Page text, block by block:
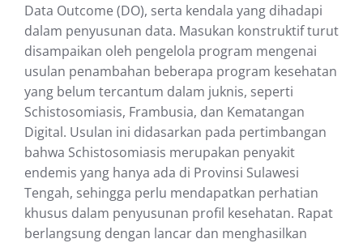
Data Outcome (DO), serta kendala yang dihadapi
dalam penyusunan data. Masukan konstruktif turut
disampaikan oleh pengelola program mengenai
usulan penambahan beberapa program kesehatan
yang belum tercantum dalam juknis, seperti
Schistosomiasis, Frambusia, dan Kematangan
Digital. Usulan ini didasarkan pada pertimbangan
bahwa Schistosomiasis merupakan penyakit
endemis yang hanya ada di Provinsi Sulawesi
Tengah, sehingga perlu mendapatkan perhatian
khusus dalam penyusunan profil kesehatan. Rapat
berlangsung dengan lancar dan menghasilkan